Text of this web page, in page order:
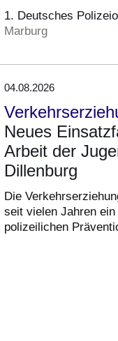
1. Deutsches
Marburg
04.08.2026
Neues
Arbeit der
Dillenburg
Die
seit vielen Jahren
polizeilichen